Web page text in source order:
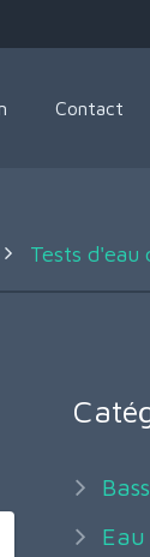
Contact
Tests d'eau